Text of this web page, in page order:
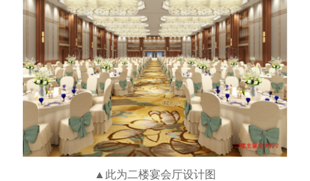
▲此为二楼宴会厅设计图